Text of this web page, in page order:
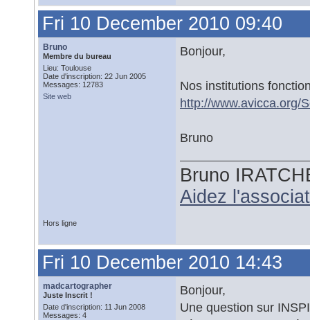
Fri 10 December 2010 09:40
Bruno
Membre du bureau
Lieu: Toulouse
Date d'inscription: 22 Jun 2005
Messages: 12783
Site web
Bonjour,
Nos institutions
http://www.avicca.org/
Bruno
Bruno
Aidez
Hors ligne
Fri 10 December 2010 14:43
madcartographer
Juste Inscrit !
Date d'inscription: 11 Jun 2008
Messages: 4
Bonjour,
Une question sur